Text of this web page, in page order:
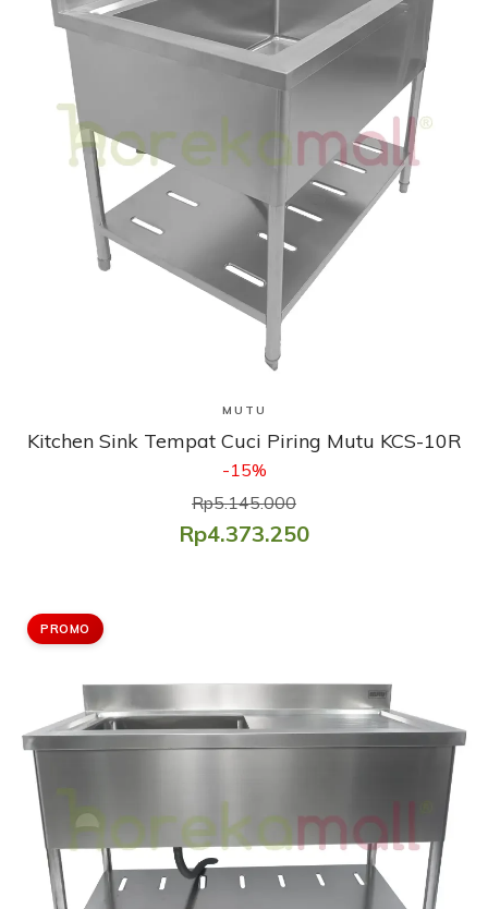
Lihat Produk
MUTU
Kitchen Sink Tempat Cuci Piring Mutu KCS-10R
-15%
Rp5.145.000
Rp4.373.250
PROMO